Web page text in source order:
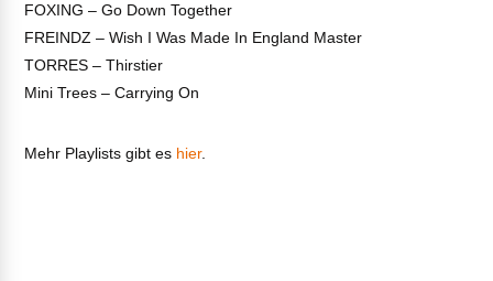
FOXING – Go Down Together
FREINDZ – Wish I Was Made In England Master
TORRES – Thirstier
Mini Trees – Carrying On
Mehr Playlists gibt es hier.